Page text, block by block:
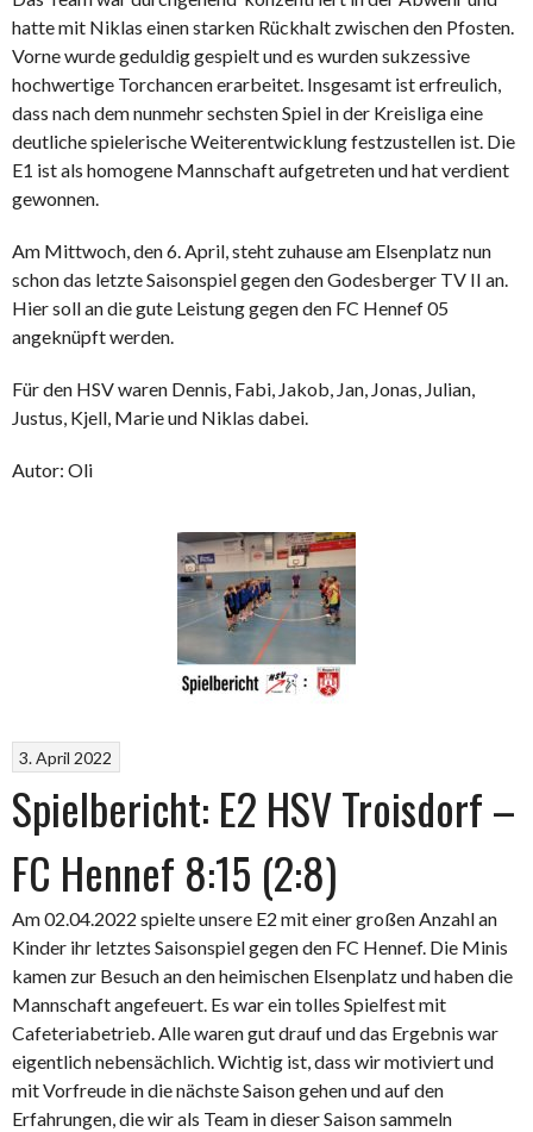
hatte mit Niklas einen starken Rückhalt zwischen den Pfosten.
Vorne wurde geduldig gespielt und es wurden sukzessive
hochwertige Torchancen erarbeitet. Insgesamt ist erfreulich,
dass nach dem nunmehr sechsten Spiel in der Kreisliga eine
deutliche spielerische Weiterentwicklung festzustellen ist. Die
E1 ist als homogene Mannschaft aufgetreten und hat verdient
gewonnen.
Am Mittwoch, den 6. April, steht zuhause am Elsenplatz nun
schon das letzte Saisonspiel gegen den Godesberger TV II an.
Hier soll an die gute Leistung gegen den FC Hennef 05
angeknüpft werden.
Für den HSV waren Dennis, Fabi, Jakob, Jan, Jonas, Julian,
Justus, Kjell, Marie und Niklas dabei.
Autor: Oli
3. April 2022
Spielbericht: E2 HSV Troisdorf –
FC Hennef 8:15 (2:8)
Am 02.04.2022 spielte unsere E2 mit einer großen Anzahl an
Kinder ihr letztes Saisonspiel gegen den FC Hennef. Die Minis
kamen zur Besuch an den heimischen Elsenplatz und haben die
Mannschaft angefeuert. Es war ein tolles Spielfest mit
Cafeteriabetrieb. Alle waren gut drauf und das Ergebnis war
eigentlich nebensächlich. Wichtig ist, dass wir motiviert und
mit Vorfreude in die nächste Saison gehen und auf den
Erfahrungen, die wir als Team in dieser Saison sammeln